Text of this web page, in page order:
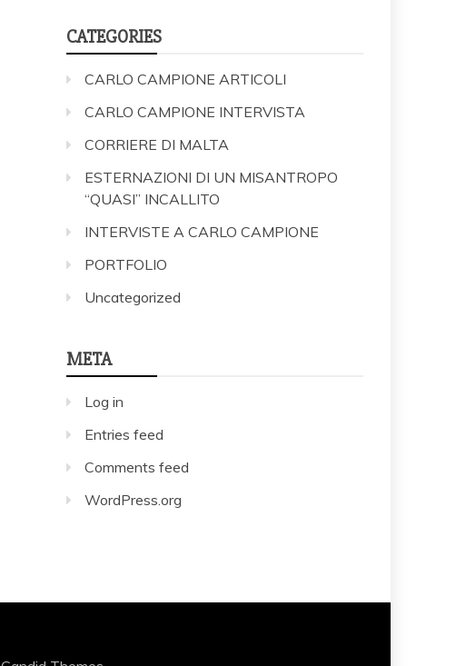
CATEGORIES
CARLO CAMPIONE ARTICOLI
CARLO CAMPIONE INTERVISTA
CORRIERE DI MALTA
ESTERNAZIONI DI UN MISANTROPO
“QUASI” INCALLITO
INTERVISTE A CARLO CAMPIONE
PORTFOLIO
Uncategorized
META
Log in
Entries feed
Comments feed
WordPress.org